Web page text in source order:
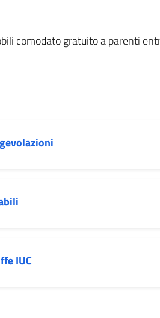
comodato gratuito a parenti
IUC